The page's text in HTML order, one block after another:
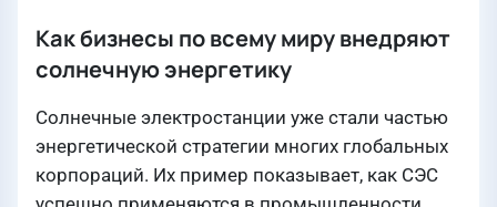
Как бизнесы по всему миру внедряют
солнечную энергетику
Солнечные электростанции уже стали частью
энергетической стратегии многих глобальных
корпораций. Их пример показывает, как СЭС